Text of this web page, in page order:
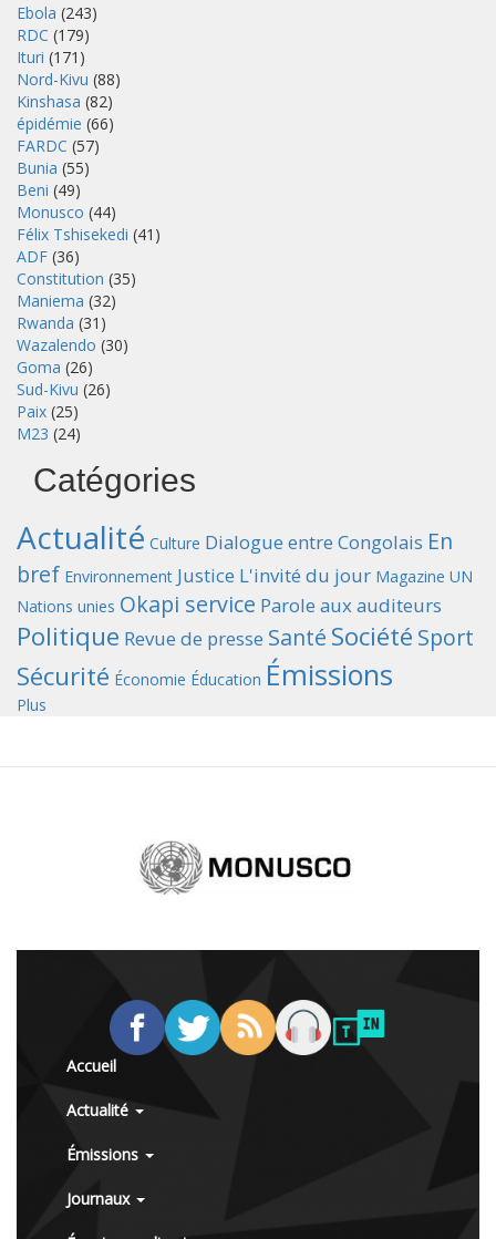
Ebola (243)
RDC (179)
Ituri (171)
Nord-Kivu (88)
Kinshasa (82)
épidémie (66)
FARDC (57)
Bunia (55)
Beni (49)
Monusco (44)
Félix Tshisekedi (41)
ADF (36)
Constitution (35)
Maniema (32)
Rwanda (31)
Wazalendo (30)
Goma (26)
Sud-Kivu (26)
Paix (25)
M23 (24)
Catégories
Actualité Culture Dialogue entre Congolais En
bref Environnement Justice L'invité du jour Magazine UN
Nations unies Okapi service Parole aux auditeurs
Politique Revue de presse Santé Société Sport
Sécurité Économie Éducation Émissions
Plus
Accueil
Actualité
Émissions
Journaux